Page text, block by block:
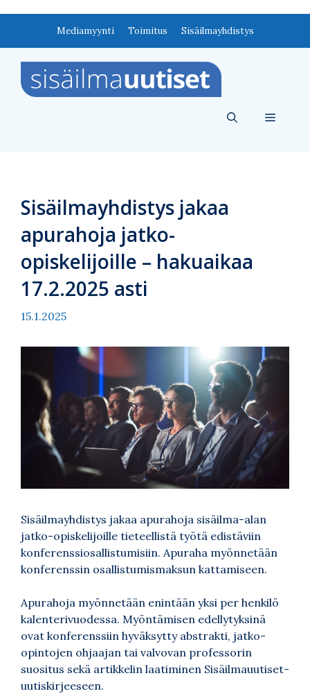
Mediamyynti Toimitus Sisäilmayhdistys
Valikko
Sisäilmayhdistys jakaa
apurahoja jatko-
opiskelijoille – hakuaikaa
17.2.2025 asti
15.1.2025
Sisäilmayhdistys jakaa apurahoja sisäilma-alan
jatko-opiskelijoille tieteellistä työtä edistäviin
konferenssiosallistumisiin. Apuraha myönnetään
konferenssin osallistumismaksun kattamiseen.
Apurahoja myönnetään enintään yksi per henkilö
kalenterivuodessa. Myöntämisen edellytyksinä
ovat konferenssiin hyväksytty abstrakti, jatko-
opintojen ohjaajan tai valvovan professorin
suositus sekä artikkelin laatiminen Sisäilmauutiset-
uutiskirjeeseen.